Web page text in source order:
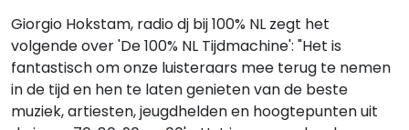
Giorgio Hokstam, radio dj bij 100% NL zegt het
volgende over 'De 100% NL Tijdmachine': "Het is
fantastisch om onze luisteraars mee terug te nemen
in de tijd en hen te laten genieten van de beste
muziek, artiesten, jeugdhelden en hoogtepunten uit